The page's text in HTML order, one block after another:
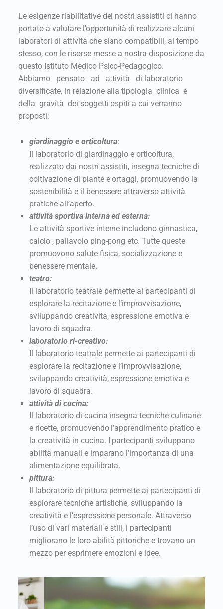
Le esigenze riabilitative dei nostri assistiti ci hanno
portato a valutare l’opportunità di realizzare alcuni
laboratori di attività che siano compatibili, al tempo
stesso, con le risorse messe a nostra disposizione da
questo Istituto Medico Psico-Pedagogico.
Abbiamo pensato ad attività di laboratorio
diversificate, in relazione alla tipologia clinica e
della gravità dei soggetti ospiti a cui verranno
proposti:
giardinaggio e orticoltura:
Il laboratorio di giardinaggio e orticoltura,
realizzato dai nostri assistiti, insegna tecniche di
coltivazione di piante e ortaggi, promuovendo la
sostenibilità e il benessere attraverso attività
pratiche all’aperto.
attività sportiva interna ed esterna:
Le attività sportive interne includono ginnastica,
calcio , pallavolo ping-pong etc. Tutte queste
promuovono salute fisica, socializzazione e
benessere mentale.
teatro:
Il laboratorio teatrale permette ai partecipanti di
esplorare la recitazione e l’improvvisazione,
sviluppando creatività, espressione emotiva e
lavoro di squadra.
laboratorio ri-creativo:
Il laboratorio teatrale permette ai partecipanti di
esplorare la recitazione e l’improvvisazione,
sviluppando creatività, espressione emotiva e
lavoro di squadra.
attività di cucina:
Il laboratorio di cucina insegna tecniche culinarie
e ricette, promuovendo l’apprendimento pratico e
la creatività in cucina. I partecipanti sviluppano
abilità manuali e imparano l’importanza di una
alimentazione equilibrata.
pittura:
Il laboratorio di pittura permette ai partecipanti di
esplorare tecniche artistiche, sviluppando la
creatività e l’espressione personale. Attraverso
l’uso di vari materiali e stili, i partecipanti
migliorano le loro abilità pittoriche e trovano un
mezzo per esprimere emozioni e idee.